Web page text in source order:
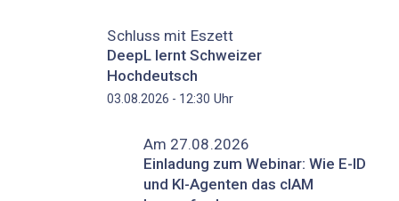
Schluss mit Eszett
DeepL lernt Schweizer
Hochdeutsch
03.08.2026 - 12:30 Uhr
Am 27.08.2026
Einladung zum Webinar: Wie E-ID
und KI-Agenten das cIAM